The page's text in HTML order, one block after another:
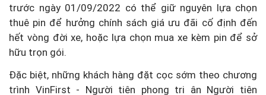
trước ngày 01/09/2022 có thể giữ nguyên lựa chọn
thuê pin để hưởng chính sách giá ưu đãi cố định đến
hết vòng đời xe, hoặc lựa chọn mua xe kèm pin để sở
hữu trọn gói.
Đặc biệt, những khách hàng đặt cọc sớm theo chương
trình VinFirst - Người tiên phong tri ân Người tiên